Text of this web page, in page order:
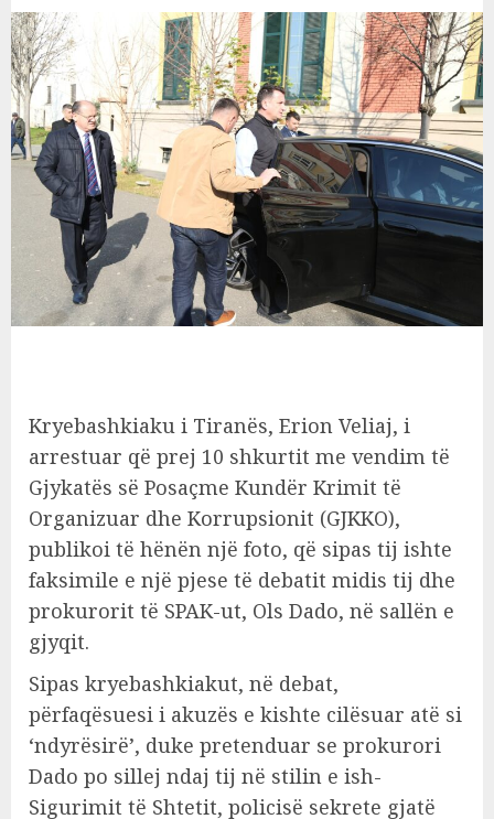
Kryebashkiaku i Tiranës, Erion Veliaj, i
arrestuar që prej 10 shkurtit me vendim të
Gjykatës së Posaçme Kundër Krimit të
Organizuar dhe Korrupsionit (GJKKO),
publikoi të hënën një foto, që sipas tij ishte
faksimile e një pjese të debatit midis tij dhe
prokurorit të SPAK-ut, Ols Dado, në sallën e
gjyqit.
Sipas kryebashkiakut, në debat,
përfaqësuesi i akuzës e kishte cilësuar atë si
‘ndyrësirë’, duke pretenduar se prokurori
Dado po sillej ndaj tij në stilin e ish-
Sigurimit të Shtetit, policisë sekrete gjatë